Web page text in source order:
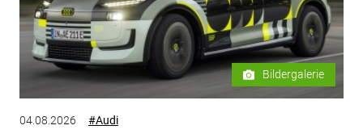
Bildergalerie
04.08.2026 #Audi